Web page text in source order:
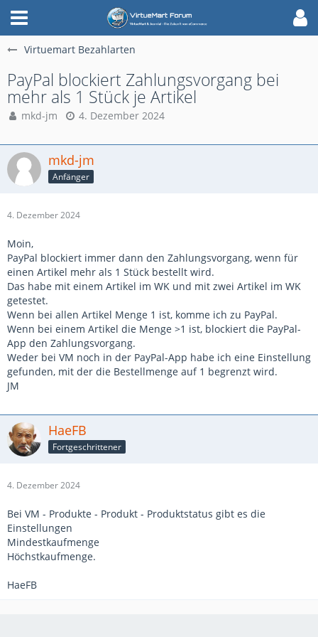
Virtuemart Bezahlarten
PayPal blockiert Zahlungsvorgang bei
mehr als 1 Stück je Artikel
mkd-jm 4. Dezember 2024
mkd-jm
Anfänger
4. Dezember 2024
Moin,
PayPal blockiert immer dann den Zahlungsvorgang, wenn für
einen Artikel mehr als 1 Stück bestellt wird.
Das habe mit einem Artikel im WK und mit zwei Artikel im WK
getestet.
Wenn bei allen Artikel Menge 1 ist, komme ich zu PayPal.
Wenn bei einem Artikel die Menge >1 ist, blockiert die PayPal-
App den Zahlungsvorgang.
Weder bei VM noch in der PayPal-App habe ich eine Einstellung
gefunden, mit der die Bestellmenge auf 1 begrenzt wird.
JM
HaeFB
Fortgeschrittener
4. Dezember 2024
Bei VM - Produkte - Produkt - Produktstatus gibt es die
Einstellungen
Mindestkaufmenge
Höchstkaufmenge.
HaeFB